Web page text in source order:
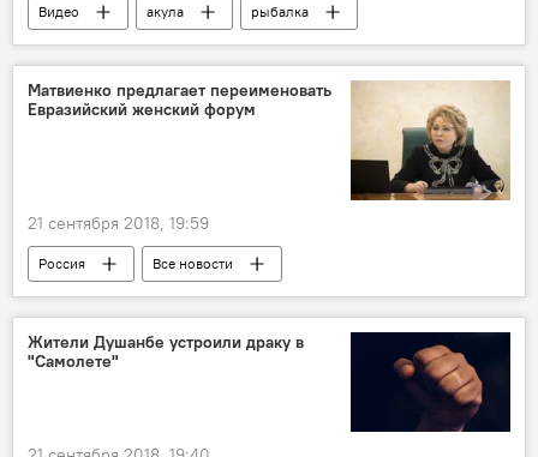
Видео акула
рыбалка
рыба
животные
Матвиенко предлагает переименовать
Евразийский женский форум
21 сентября 2018, 19:59
Россия Все новости
Жители Душанбе устроили драку в
"Самолете"